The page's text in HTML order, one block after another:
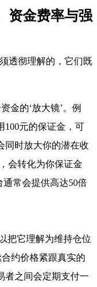
资金费率与强
透彻理解的，它们既
金的‘放大镜’。例
100元的保证金，可
同时放大你的潜在收
会转化为你保证金
通常会提供高达50倍
把它理解为维持仓位
约价格紧跟真实的
者之间会定期支付一